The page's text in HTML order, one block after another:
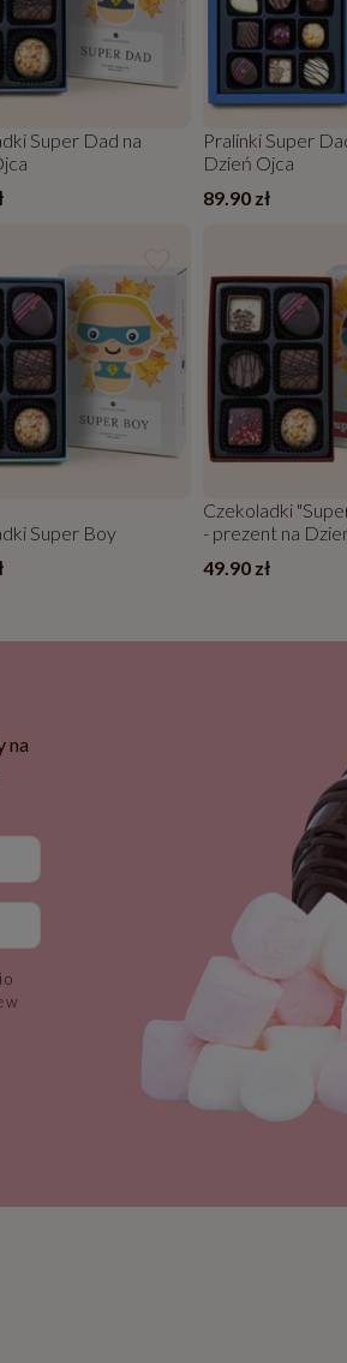
Super Dad na
Pralinki Super
Dzień Ojca
89.90 zł
Super Boy
Czekoladki
- prezent na
49.90 zł
na
o
w